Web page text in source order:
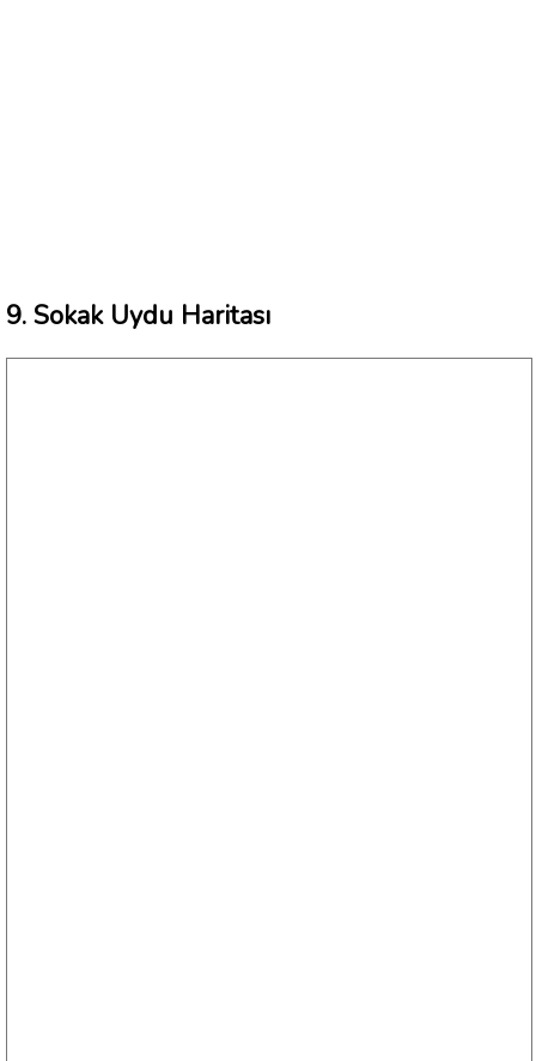
9. Sokak Uydu Haritası